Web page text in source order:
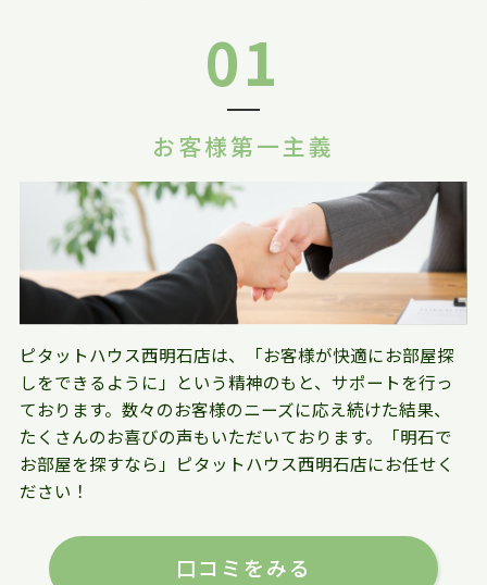
01
お客様第一主義
ピタットハウス西明石店は、「お客様が快適にお部屋探
しをできるように」という精神のもと、サポートを行っ
ております。数々のお客様のニーズに応え続けた結果、
たくさんのお喜びの声もいただいております。「明石で
お部屋を探すなら」ピタットハウス西明石店にお任せく
ださい！
口コミをみる